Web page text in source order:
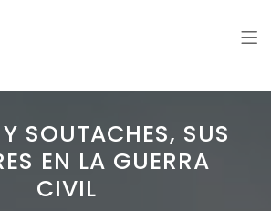
SOUTACHES, SUS
EN LA GUERRA
CIVIL